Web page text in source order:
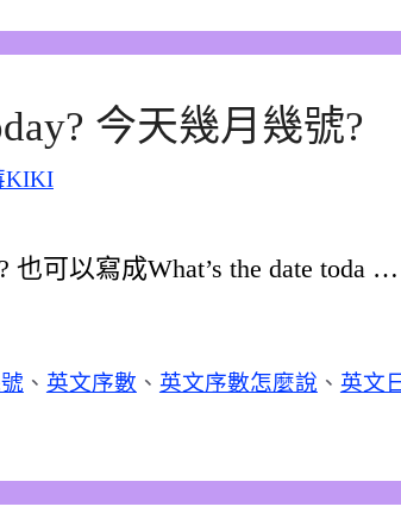
今天幾月幾號?
KIKI
也可以寫成What’s the date toda …
、 英文序數 、 英文序數怎麼說 、 英文